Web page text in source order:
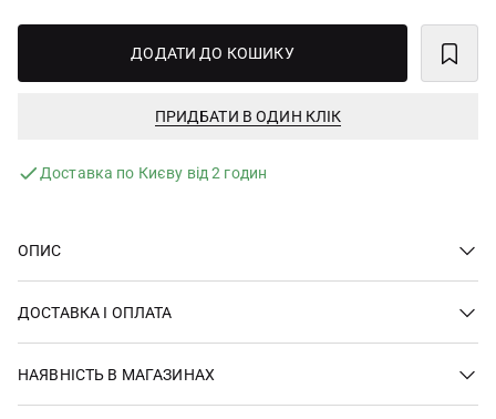
ДОДАТИ ДО КОШИКУ
ПРИДБАТИ В ОДИН КЛІК
Доставка по Києву від 2 годин
ОПИС
ДОСТАВКА І ОПЛАТА
НАЯВНІСТЬ В МАГАЗИНАХ